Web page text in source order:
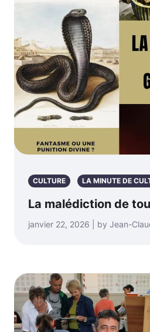
CULTURE LA MINUTE DE
La malédiction de
janvier 22, 2026 | by Jean-